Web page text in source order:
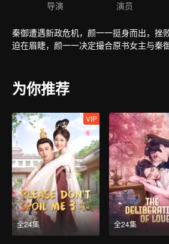
导演
演员
秦御遭遇新政危机，颜一一挺身而出，挫
迫在眉睫，颜一一决定撮合原书女主与秦
为你推荐
全24集
VIP
全24集